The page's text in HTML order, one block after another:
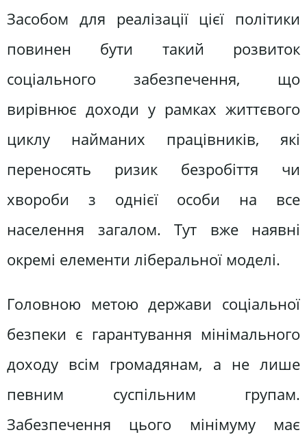
Засобом для реалізації цієї політики
повинен бути такий розвиток
соціального забезпечення, що
вирівнює доходи у рамках життєвого
циклу найманих працівників, які
переносять ризик безробіття чи
хвороби з однієї особи на все
населення загалом. Тут вже наявні
окремі елементи ліберальної моделі.
Головною метою держави соціальної
безпеки є гарантування мінімального
доходу всім громадянам, а не лише
певним суспільним групам.
Забезпечення цього мінімуму має